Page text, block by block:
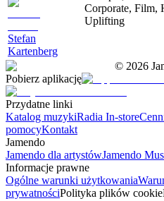
Stefan
Kartenberg
Corporate, Film,
Uplifting
© 2026
Pobierz aplikację
Przydatne linki
Katalog muzykiRadia In-store
pomocyKontakt
Jamendo
Jamendo dla artystówJamendo
Informacje prawne
Ogólne warunki użytkowania
prywatnościPolityka plików cookie